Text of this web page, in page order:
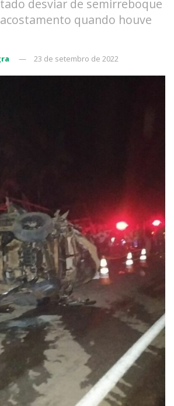
desviar de semirreboque
quando houve
23 de setembro de 2022